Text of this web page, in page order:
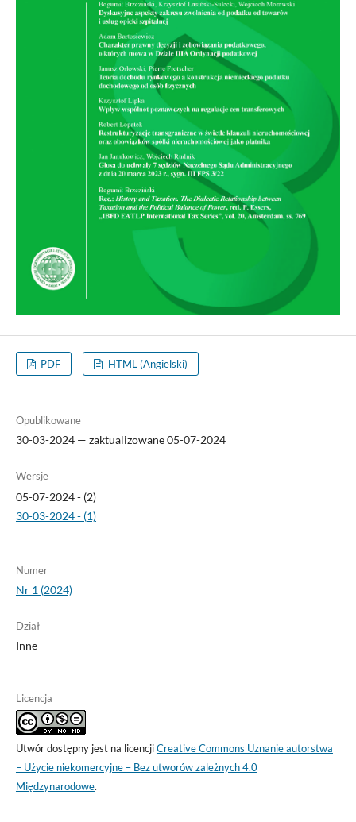
PDF HTML (Angielski)
Opublikowane
30-03-2024 — zaktualizowane 05-07-2024
Wersje
05-07-2024 - (2)
30-03-2024 - (1)
Numer
Nr 1 (2024)
Dział
Inne
Licencja
Utwór dostępny jest na licencjiCreative Commons Uznanie autorstwa
– Użycie niekomercyjne – Bez utworów zależnych 4.0
Międzynarodowe.